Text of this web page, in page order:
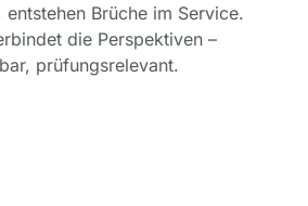
Brüche im Service.
die Perspektiven –
prüfungsrelevant.